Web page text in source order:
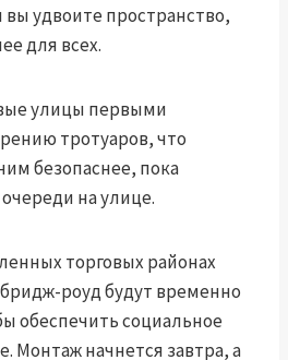
удвоите пространство,
для всех.
улицы первыми
тротуаров, что
безопаснее, пока
на улице.
торговых районах
роуд будут временно
обеспечить социальное
Монтаж начнется завтра, а